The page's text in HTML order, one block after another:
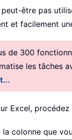
peut-être pas
et facilement
de 300
les tâches
Excel,
la colonne que